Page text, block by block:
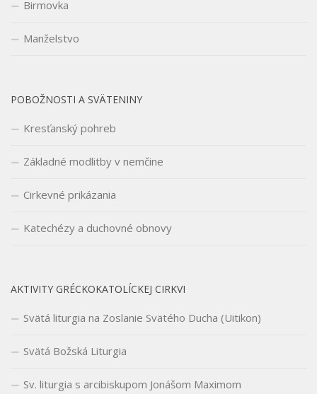
Birmovka
Manželstvo
POBOŽNOSTI A SVÄTENINY
Kresťanský pohreb
Základné modlitby v nemčine
Cirkevné prikázania
Katechézy a duchovné obnovy
AKTIVITY GRÉCKOKATOLÍCKEJ CIRKVI
Svätá liturgia na Zoslanie Svätého Ducha (Uitikon)
Svätá Božská Liturgia
Sv. liturgia s arcibiskupom Jonášom Maximom